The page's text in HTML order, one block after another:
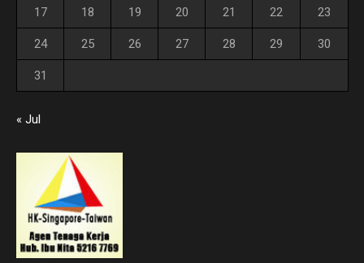
17 18 19 20 21 22 23
24 25 26 27 28 29 30
31
« Jul